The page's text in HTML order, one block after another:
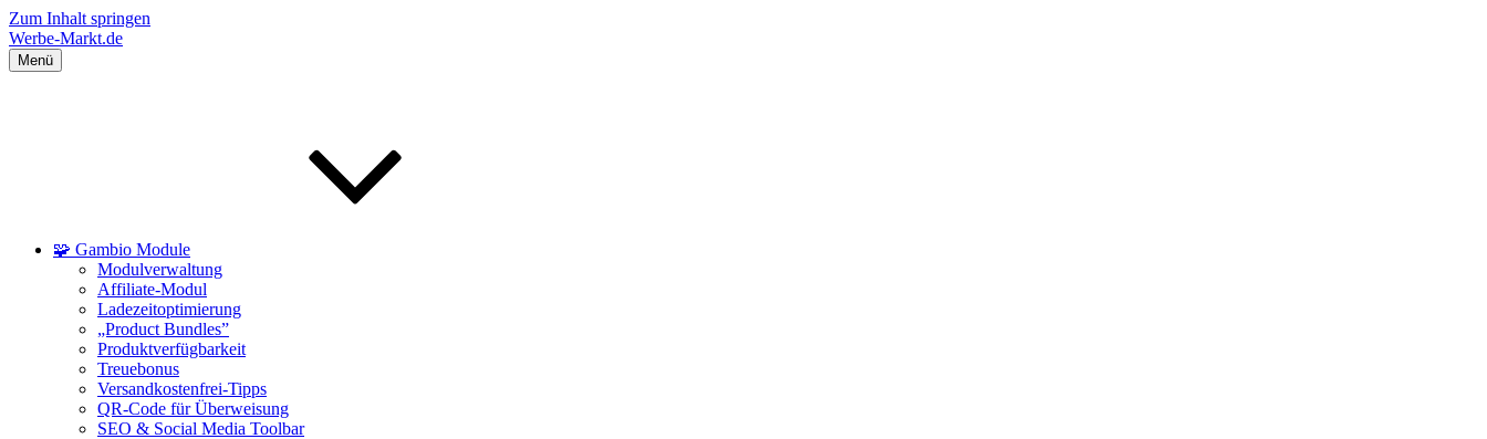
Zum Inhalt springen
Werbe-Markt.de
Menü
🧩 Gambio Module
Modulverwaltung
Affiliate-Modul
Ladezeitoptimierung
„Product Bundles”
Produktverfügbarkeit
Treuebonus
Versandkostenfrei-Tipps
QR-Code für Überweisung
SEO & Social Media Toolbar